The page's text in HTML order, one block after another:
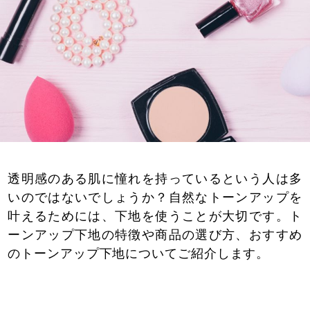
透明感のある肌に憧れを持っているという人は多
いのではないでしょうか？自然なトーンアップを
叶えるためには、下地を使うことが大切です。ト
ーンアップ下地の特徴や商品の選び方、おすすめ
のトーンアップ下地についてご紹介します。